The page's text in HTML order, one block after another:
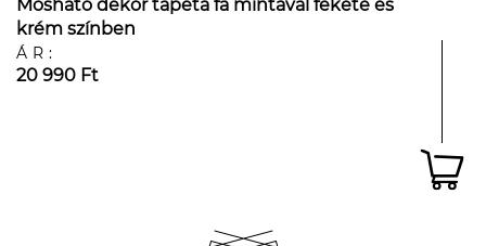
Mosható dekor tapéta fa mintával fekete és
krém színben
ÁR:
20 990 Ft